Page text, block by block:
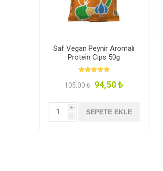
Saf Vegan Peynir Aromalı
Protein Cips 50g
105,00 ₺ 94,50 ₺
i
h
SEPETE EKLE